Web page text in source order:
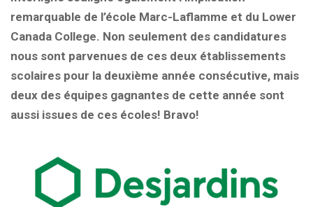
remarquable de l’école Marc-Laflamme et du Lower
Canada College. Non seulement des candidatures
nous sont parvenues de ces deux établissements
scolaires pour la deuxième année consécutive, mais
deux des équipes gagnantes de cette année sont
aussi issues de ces écoles! Bravo!